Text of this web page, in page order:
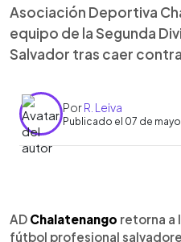
Asociación Deportiva
equipo de la Segunda
Salvador tras caer
PorR. Leiva
Publicado el 07 de
► Escuchar artículo
AD Chalatenango retorna a
fútbol profesional